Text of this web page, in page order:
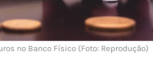
no Banco Físico (Foto: Reprodução)